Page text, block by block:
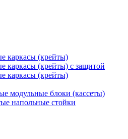
каркасы (крейты)
каркасы (крейты) с защитой
каркасы (крейты)
модульные блоки (кассеты)
напольные стойки